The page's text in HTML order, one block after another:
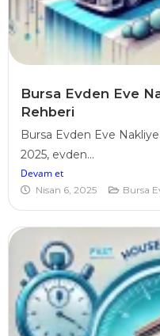
Bursa Evden Eve
Rehberi
Bursa Evden Eve
2025, evden...
Devam et
Nisan 6, 2025 Bursa